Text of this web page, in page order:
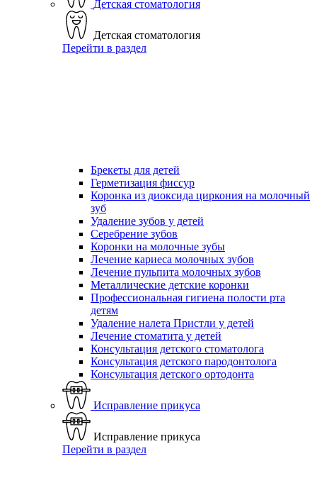
Детская стоматология
Детская стоматология
Перейти в раздел
Брекеты для детей
Герметизация фиссур
Коронка из диоксида циркония на молочный
зуб
Удаление зубов у детей
Серебрение зубов
Коронки на молочные зубы
Лечение кариеса молочных зубов
Лечение пульпита молочных зубов
Металлические детские коронки
Профессиональная гигиена полости рта
детям
Удаление налета Пристли у детей
Лечение стоматита у детей
Консультация детского стоматолога
Консультация детского пародонтолога
Консультация детского ортодонта
Исправление прикуса
Исправление прикуса
Перейти в раздел